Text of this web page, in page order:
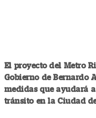
El proyecto del Metro
Gobierno de Bernardo
medidas que ayudará
tránsito en la Ciudad